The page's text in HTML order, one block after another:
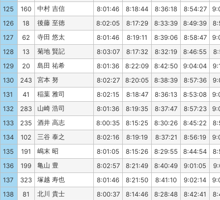
125
160 中村 吉信 8:01:46 8:18:44 8:36:18 8:54:27
126
18 後藤 至徳 8:02:05 8:17:29 8:33:39 8:49:39
127
62 寺田 悠太 8:01:46 8:19:11 8:39:06 8:58:47
128
13 菊地 賢記 8:03:07 8:17:32 8:32:19 8:46:55
129
20 島田 祐希 8:01:36 8:22:09 8:42:50 9:04:04
130
243 宮本 努 8:02:27 8:20:05 8:38:39 8:57:36
131
41 稲葉 雅司 8:02:15 8:18:47 8:36:13 8:53:08
132
283 山崎 浩司 8:01:36 8:19:35 8:37:47 8:57:23
133
235 酒井 高志 8:00:35 8:15:25 8:30:26 8:45:22
134
102 三谷 泰之 8:02:16 8:19:19 8:37:21 8:56:19
135
191 嶋末 昭 8:01:05 8:15:26 8:29:55 8:44:54
136
199 亀山 豊 8:02:57 8:21:49 8:40:49 9:01:05
137
323 塚越 寿也 8:01:46 8:21:50 8:41:10 9:02:14
138
81 北川 貴士 8:00:37 8:14:46 8:28:48 8:42:41